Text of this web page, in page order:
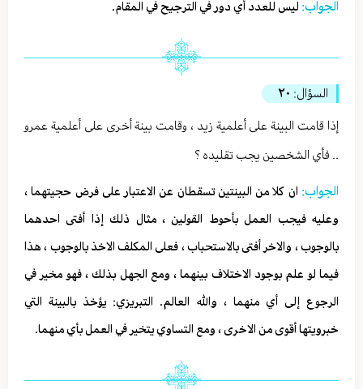
الجواب: ليس للعدد أي دور في الترجيح في المقام.
السؤال: ٢٠
إذا قامت البينة على أعلمية زيد ، وقامت بينة أخرى على أعلمية عمرو
.. فأي الشخصين يجب تقليده ؟
الجواب: ان كلا من البينتين تسقطان عن الاعتبار على فرض حجيتهما ،
وعليه فيجب العمل بأحوط القولين ، مثال ذلك إذا أفتى احدهما
بالوجوب ، والاخر أفتى بالاستحباب ، فعلى المكلف الاخذ بالوجوب ، هذا
فيما لو علم بوجود الاختلاف بينهما ، ومع الجهل بذلك ، فهو مخير في
الرجوع إلى أي منهما ، والله العالم. التبريزي: يؤخذ بالبينة التي
خبرويتها أقوى من الاخرى ، ومع التساوي يتخير في العمل بأي منهما.